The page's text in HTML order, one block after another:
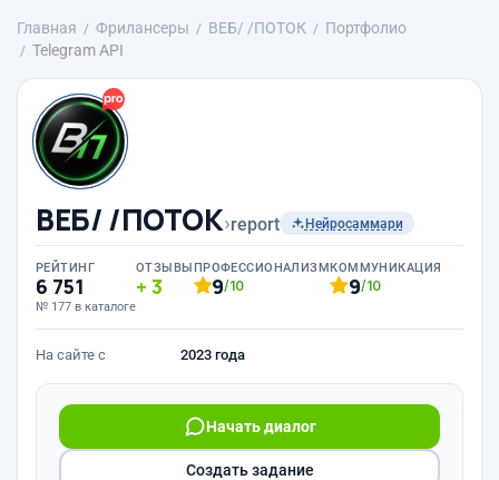
Главная Фрилансеры ВЕБ/ /ПОТОК
Портфолио
Telegram API
ВЕБ/ /ПОТОК›report Нейросаммари
РЕЙТИНГ
6 751
№ 177 в каталоге
ОТЗЫВЫ
3
ПРОФЕССИОНАЛИЗМ
9/10
КОММУНИКАЦИЯ
9/10
На сайте с 2023 года
Начать диалог
Создать задание